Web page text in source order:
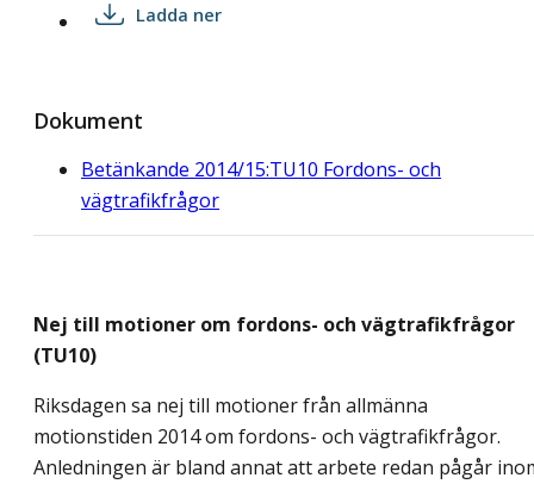
Ladda ner
Dokument
Betänkande 2014/15:TU10 Fordons- och
vägtrafikfrågor
Nej till motioner om fordons- och vägtrafikfrågor
(TU10)
Riksdagen sa nej till motioner från allmänna
motionstiden 2014 om fordons- och vägtrafikfrågor.
Anledningen är bland annat att arbete redan pågår